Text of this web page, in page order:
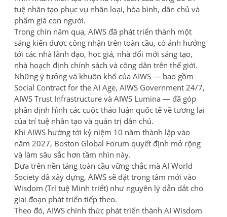
tuệ nhân tạo phục vụ nhân loại, hòa bình, dân chủ và
phẩm giá con người.
Trong chín năm qua, AIWS đã phát triển thành một
sáng kiến được công nhận trên toàn cầu, có ảnh hưởng
tới các nhà lãnh đạo, học giả, nhà đổi mới sáng tạo,
nhà hoạch định chính sách và công dân trên thế giới.
Những ý tưởng và khuôn khổ của AIWS — bao gồm
Social Contract for the AI Age, AIWS Government 24/7,
AIWS Trust Infrastructure và AIWS Lumina — đã góp
phần định hình các cuộc thảo luận quốc tế về tương lai
của trí tuệ nhân tạo và quản trị dân chủ.
Khi AIWS hướng tới kỷ niệm 10 năm thành lập vào
năm 2027, Boston Global Forum quyết định mở rộng
và làm sâu sắc hơn tầm nhìn này.
Dựa trên nền tảng toàn cầu vững chắc mà AI World
Society đã xây dựng, AIWS sẽ đặt trọng tâm mới vào
Wisdom (Trí tuệ Minh triết) như nguyên lý dẫn dắt cho
giai đoạn phát triển tiếp theo.
Theo đó, AIWS chính thức phát triển thành AI Wisdom